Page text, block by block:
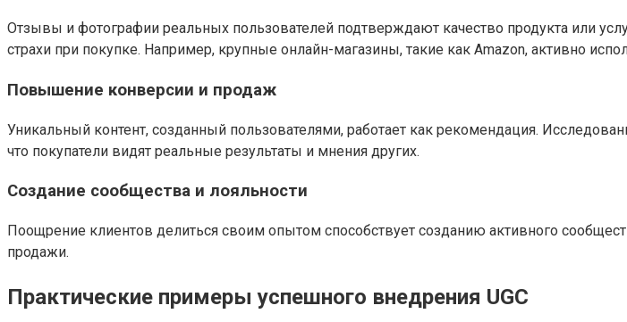
Отзывы и фотографии реальных пользователей подтверждают качество продукта или
страхи при покупке. Например, крупные онлайн-магазины, такие как Amazon, активно
Повышение конверсии и продаж
Уникальный контент, созданный пользователями, работает как рекомендация.
что покупатели видят реальные результаты и мнения других.
Создание сообщества и лояльности
Поощрение клиентов делиться своим опытом способствует созданию активного
продажи.
Практические примеры успешного внедрения UGC